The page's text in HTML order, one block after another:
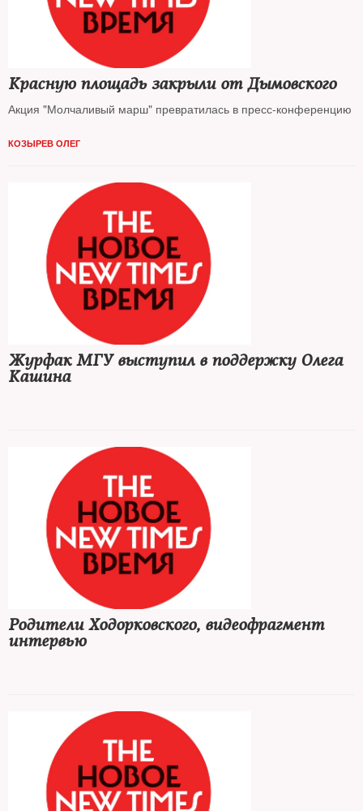
Красную площадь закрыли от Дымовского
Акция "Молчаливый марш" превратилась в пресс-конференцию
КОЗЫРЕВ ОЛЕГ
Журфак МГУ выступил в поддержку Олега
Кашина
Родители Ходорковского, видеофрагмент
интервью